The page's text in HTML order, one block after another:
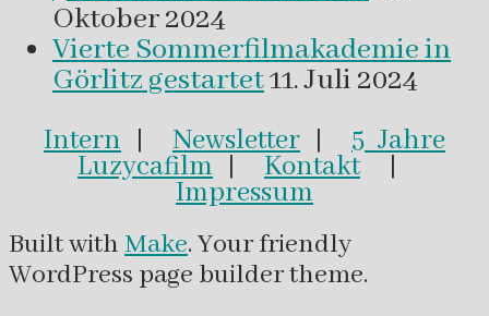
Oktober 2024
Vierte Sommerfilmakademie in
Görlitz gestartet11. Juli 2024
Intern | Newsletter | 5 Jahre
Luzycafilm | Kontakt|
Impressum
Built withMake. Your friendly
WordPress page builder theme.